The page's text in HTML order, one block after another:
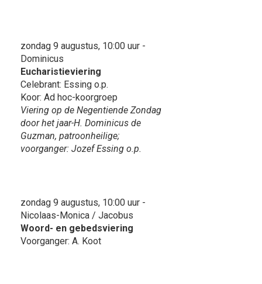
zondag 9 augustus, 10:00 uur -
Dominicus
Eucharistieviering
Celebrant: Essing o.p.
Koor: Ad hoc-koorgroep
Viering op de Negentiende Zondag
door het jaar-H. Dominicus de
Guzman, patroonheilige;
voorganger: Jozef Essing o.p.
zondag 9 augustus, 10:00 uur -
Nicolaas-Monica / Jacobus
Woord- en gebedsviering
Voorganger: A. Koot